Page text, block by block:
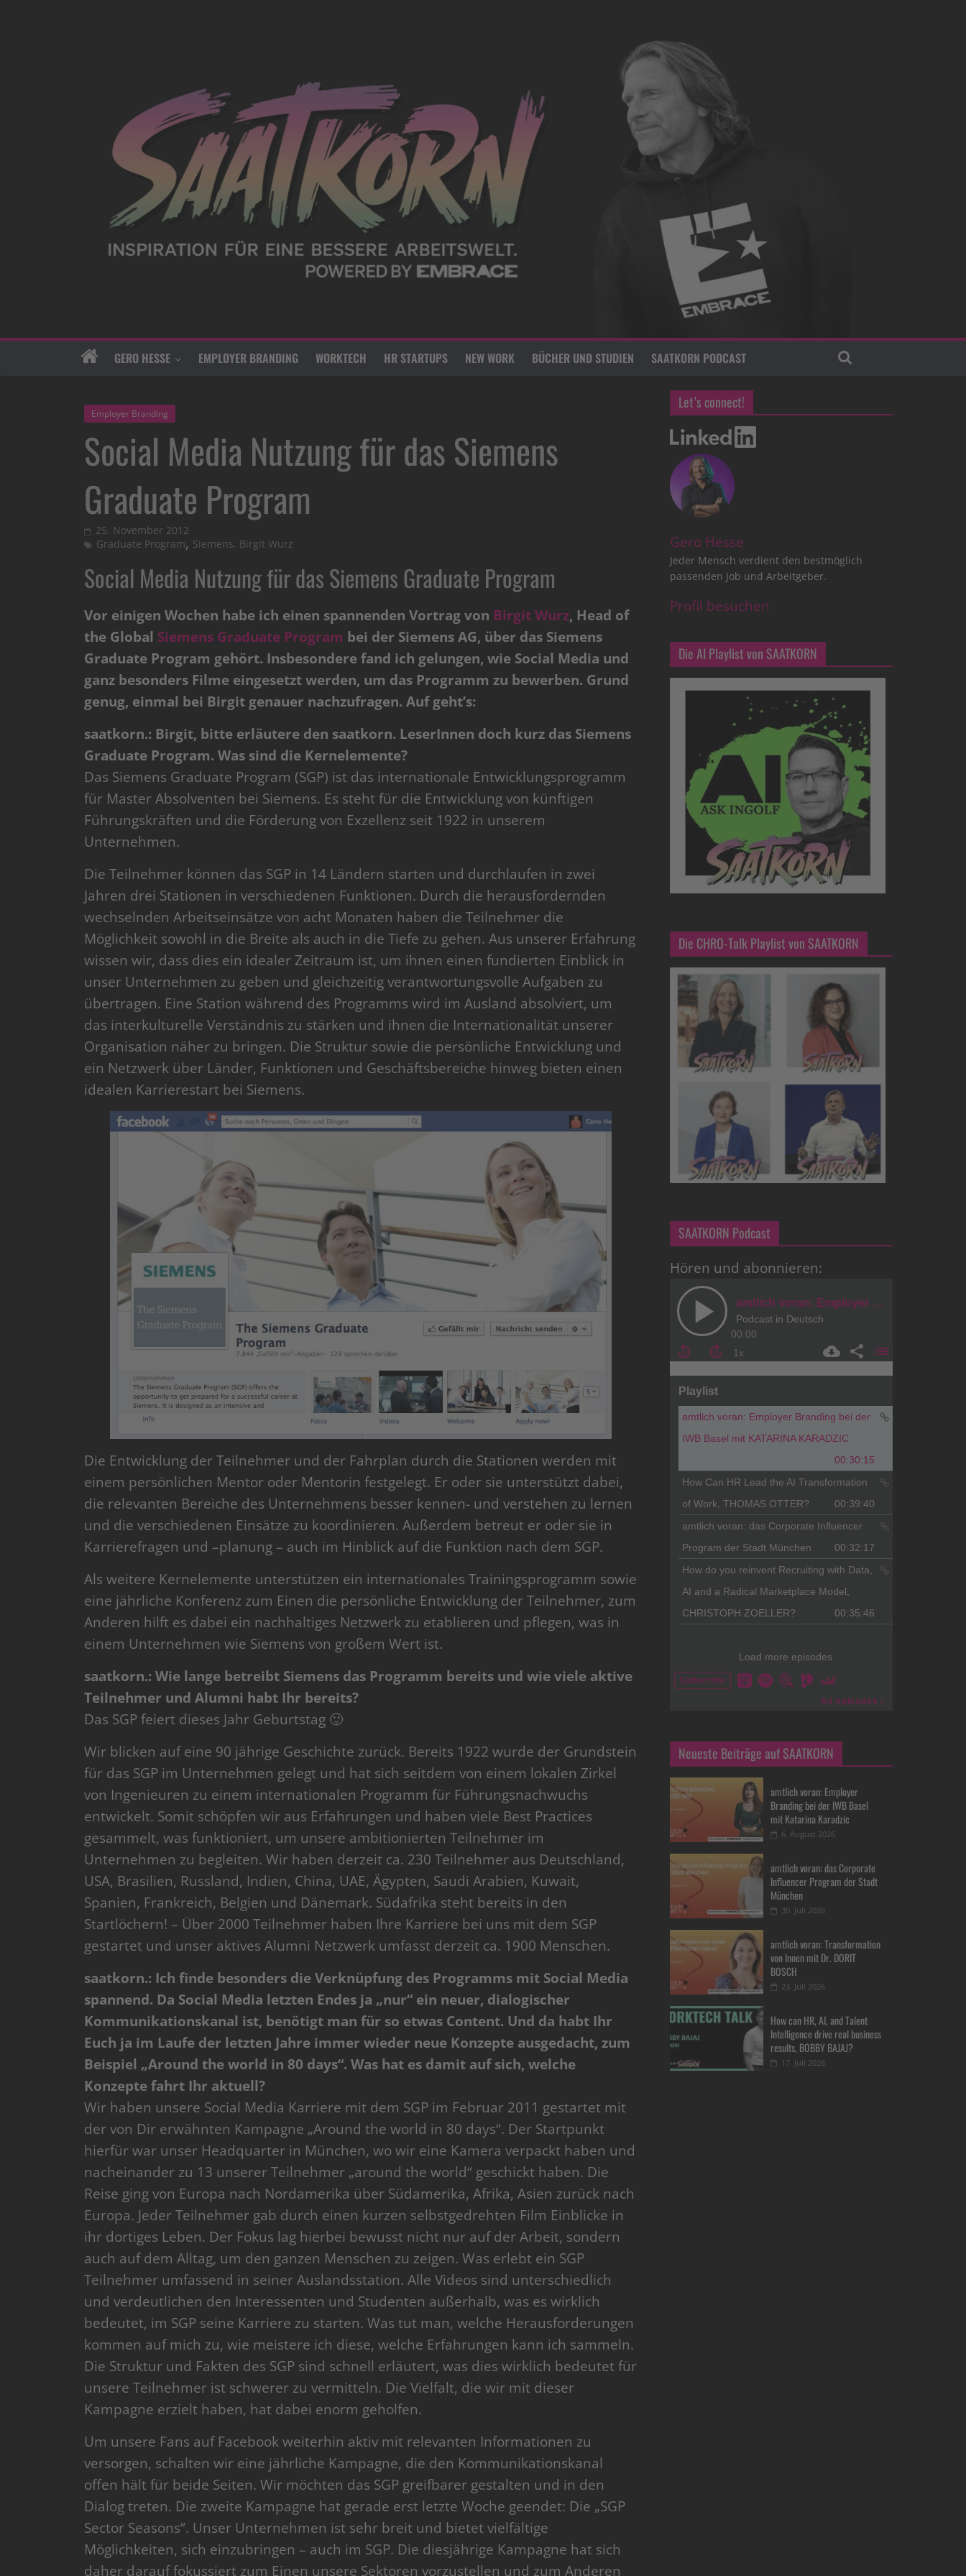
GERO HESSE EMPLOYER BRANDING WORKTECH HR STARTUPS NEW WORK BÜCHER UND STUDIEN SAATKORN PODCAST
Employer Branding
Social Media Nutzung für das Siemens
Graduate Program
25. November 2012
Graduate Program, Siemens. Birgit Wurz
Social Media Nutzung für das Siemens Graduate Program
Vor einigen Wochen habe ich einen spannenden Vortrag von Birgit Wurz, Head of
the Global Siemens Graduate Program bei der Siemens AG, über das Siemens
Graduate Program gehört. Insbesondere fand ich gelungen, wie Social Media und
ganz besonders Filme eingesetzt werden, um das Programm zu bewerben. Grund
genug, einmal bei Birgit genauer nachzufragen. Auf geht’s:
saatkorn.: Birgit, bitte erläutere den saatkorn. LeserInnen doch kurz das Siemens
Graduate Program. Was sind die Kernelemente?
Das Siemens Graduate Program (SGP) ist das internationale Entwicklungsprogramm
für Master Absolventen bei Siemens. Es steht für die Entwicklung von künftigen
Führungskräften und die Förderung von Exzellenz seit 1922 in unserem
Unternehmen.
Die Teilnehmer können das SGP in 14 Ländern starten und durchlaufen in zwei
Jahren drei Stationen in verschiedenen Funktionen. Durch die herausfordernden
wechselnden Arbeitseinsätze von acht Monaten haben die Teilnehmer die
Möglichkeit sowohl in die Breite als auch in die Tiefe zu gehen. Aus unserer Erfahrung
wissen wir, dass dies ein idealer Zeitraum ist, um ihnen einen fundierten Einblick in
unser Unternehmen zu geben und gleichzeitig verantwortungsvolle Aufgaben zu
übertragen. Eine Station während des Programms wird im Ausland absolviert, um
das interkulturelle Verständnis zu stärken und ihnen die Internationalität unserer
Organisation näher zu bringen. Die Struktur sowie die persönliche Entwicklung und
ein Netzwerk über Länder, Funktionen und Geschäftsbereiche hinweg bieten einen
idealen Karrierestart bei Siemens.
Die Entwicklung der Teilnehmer und der Fahrplan durch die Stationen werden mit
einem persönlichen Mentor oder Mentorin festgelegt. Er oder sie unterstützt dabei,
die relevanten Bereiche des Unternehmens besser kennen- und verstehen zu lernen
und die verschiedenen Einsätze zu koordinieren. Außerdem betreut er oder sie in
Karrierefragen und –planung – auch im Hinblick auf die Funktion nach dem SGP.
Als weitere Kernelemente unterstützen ein internationales Trainingsprogramm sowie
eine jährliche Konferenz zum Einen die persönliche Entwicklung der Teilnehmer, zum
Anderen hilft es dabei ein nachhaltiges Netzwerk zu etablieren und pflegen, was in
einem Unternehmen wie Siemens von großem Wert ist.
saatkorn.: Wie lange betreibt Siemens das Programm bereits und wie viele aktive
Teilnehmer und Alumni habt Ihr bereits?
Das SGP feiert dieses Jahr Geburtstag 🙂
Wir blicken auf eine 90 jährige Geschichte zurück. Bereits 1922 wurde der Grundstein
für das SGP im Unternehmen gelegt und hat sich seitdem von einem lokalen Zirkel
von Ingenieuren zu einem internationalen Programm für Führungsnachwuchs
entwickelt. Somit schöpfen wir aus Erfahrungen und haben viele Best Practices
gesammelt, was funktioniert, um unsere ambitionierten Teilnehmer im
Unternehmen zu begleiten. Wir haben derzeit ca. 230 Teilnehmer aus Deutschland,
USA, Brasilien, Russland, Indien, China, UAE, Ägypten, Saudi Arabien, Kuwait,
Spanien, Frankreich, Belgien und Dänemark. Südafrika steht bereits in den
Startlöchern! – Über 2000 Teilnehmer haben Ihre Karriere bei uns mit dem SGP
gestartet und unser aktives Alumni Netzwerk umfasst derzeit ca. 1900 Menschen.
saatkorn.: Ich finde besonders die Verknüpfung des Programms mit Social Media
spannend. Da Social Media letzten Endes ja „nur“ ein neuer, dialogischer
Kommunikationskanal ist, benötigt man für so etwas Content. Und da habt Ihr
Euch ja im Laufe der letzten Jahre immer wieder neue Konzepte ausgedacht, zum
Beispiel „Around the world in 80 days“. Was hat es damit auf sich, welche
Konzepte fahrt Ihr aktuell?
Wir haben unsere Social Media Karriere mit dem SGP im Februar 2011 gestartet mit
der von Dir erwähnten Kampagne „Around the world in 80 days“. Der Startpunkt
hierfür war unser Headquarter in München, wo wir eine Kamera verpackt haben und
nacheinander zu 13 unserer Teilnehmer „around the world“ geschickt haben. Die
Reise ging von Europa nach Nordamerika über Südamerika, Afrika, Asien zurück nach
Europa. Jeder Teilnehmer gab durch einen kurzen selbstgedrehten Film Einblicke in
ihr dortiges Leben. Der Fokus lag hierbei bewusst nicht nur auf der Arbeit, sondern
auch auf dem Alltag, um den ganzen Menschen zu zeigen. Was erlebt ein SGP
Teilnehmer umfassend in seiner Auslandsstation. Alle Videos sind unterschiedlich
und verdeutlichen den Interessenten und Studenten außerhalb, was es wirklich
bedeutet, im SGP seine Karriere zu starten. Was tut man, welche Herausforderungen
kommen auf mich zu, wie meistere ich diese, welche Erfahrungen kann ich sammeln.
Die Struktur und Fakten des SGP sind schnell erläutert, was dies wirklich bedeutet für
unsere Teilnehmer ist schwerer zu vermitteln. Die Vielfalt, die wir mit dieser
Kampagne erzielt haben, hat dabei enorm geholfen.
Um unsere Fans auf Facebook weiterhin aktiv mit relevanten Informationen zu
versorgen, schalten wir eine jährliche Kampagne, die den Kommunikationskanal
offen hält für beide Seiten. Wir möchten das SGP greifbarer gestalten und in den
Dialog treten. Die zweite Kampagne hat gerade erst letzte Woche geendet: Die „SGP
Sector Seasons“. Unser Unternehmen ist sehr breit und bietet vielfältige
Möglichkeiten, sich einzubringen – auch im SGP. Die diesjährige Kampagne hat sich
daher darauf fokussiert zum Einen unsere Sektoren vorzustellen und zum Anderen
Let’s connect!
Gero Hesse
Jeder Mensch verdient den bestmöglich
passenden Job und Arbeitgeber.
Profil besuchen
Die AI Playlist von SAATKORN
Die CHRO-Talk Playlist von SAATKORN
SAATKORN Podcast
Hören und abonnieren:
Neueste Beiträge auf SAATKORN
amtlich voran: Employer
Branding bei der IWB Basel
mit Katarina Karadzic
6. August 2026
amtlich voran: das Corporate
Influencer Program der Stadt
München
30. Juli 2026
amtlich voran: Transformation
von Innen mit Dr. DORIT
BOSCH
23. Juli 2026
How can HR, AI, and Talent
Intelligence drive real business
results, BOBBY BAJAJ?
17. Juli 2026